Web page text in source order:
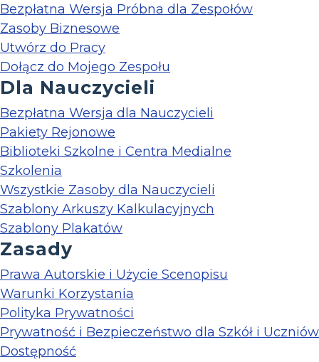
Bezpłatna Wersja Próbna dla Zespołów
Zasoby Biznesowe
Utwórz do Pracy
Dołącz do Mojego Zespołu
Dla Nauczycieli
Bezpłatna Wersja dla Nauczycieli
Pakiety Rejonowe
Biblioteki Szkolne i Centra Medialne
Szkolenia
Wszystkie Zasoby dla Nauczycieli
Szablony Arkuszy Kalkulacyjnych
Szablony Plakatów
Zasady
Prawa Autorskie i Użycie Scenopisu
Warunki Korzystania
Polityka Prywatności
Prywatność i Bezpieczeństwo dla Szkół i Uczniów
Dostępność